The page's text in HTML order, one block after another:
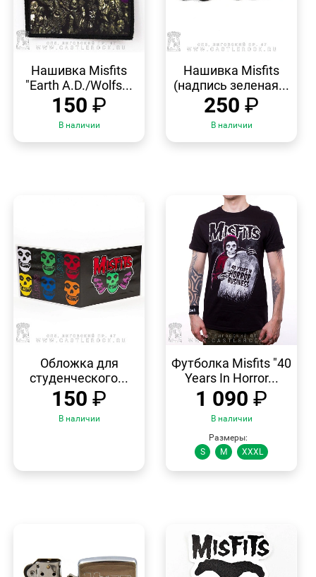
ПРОСМОТР
Нашивка Misfits
"Earth A.D./Wolfs...
150 ₽
В наличии
ПРОСМОТР
Нашивка Misfits
(надпись зеленая...
250 ₽
В наличии
ПРОСМОТР
Обложка для
студенческого...
150 ₽
В наличии
ПРОСМОТР
Футболка Misfits "40
Years In Horror...
1 090 ₽
В наличии
Размеры:
S
M XXXL